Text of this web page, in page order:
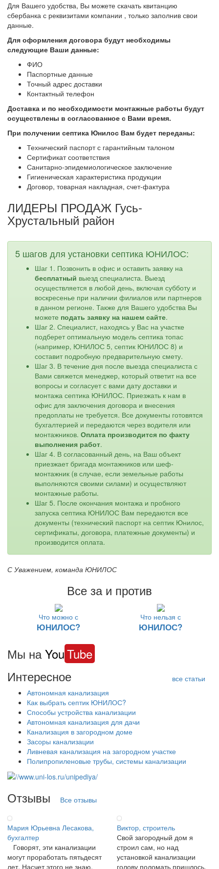
Для Вашего удобства, Вы можете скачать квитанцию
сбербанка с реквизитами компании , только заполнив свои
данные.
Для оформления договора будут необходимы
следующие Ваши данные:
ФИО
Паспортные данные
Точный адрес доставки
Контактный телефон
Доставка и по необходимости монтажные работы будут
осуществлены в согласованное с Вами время.
При получении септика Юнилос Вам будет переданы:
Технический паспорт с гарантийным талоном
Сертификат соответствия
Санитарно-эпидемиологическое заключение
Гигиеническая характеристика продукции
Договор, товарная накладная, счет-фактура
ЛИДЕРЫ ПРОДАЖ Гусь-
Хрустальный район
5 шагов для установки септика ЮНИЛОС:
Шаг 1. Позвонить в офис и оставить заявку на
бесплатный выезд специалиста. Выезд
осуществляется в любой день, включая субботу и
воскресенье при наличии филиалов или партнеров
в данном регионе. Также для Вашего удобства Вы
можете подать заявку на нашем сайте.
Шаг 2. Специалист, находясь у Вас на участке
подберет оптимальную модель септика топас
(например, ЮНИЛОС 5, септик ЮНИЛОС 8) и
составит подробную предварительную смету.
Шаг 3. В течение дня после выезда специалиста с
Вами свяжется менеджер, который ответит на все
вопросы и согласует с вами дату доставки и
монтажа септика ЮНИЛОС. Приезжать к нам в
офис для заключения договора и внесения
предоплаты не требуется. Все документы готовятся
бухгалтерией и передаются через водителя или
монтажников. Оплата производится по факту
выполнения работ.
Шаг 4. В согласованный день, на Ваш объект
приезжает бригада монтажников или шеф-
монтажник (в случае, если земельные работы
выполняются своими силами) и осуществляют
монтажные работы.
Шаг 5. После окончания монтажа и пробного
запуска септика ЮНИЛОС Вам передаются все
документы (технический паспорт на септик Юнилос,
сертификаты, договора, платежные документы) и
производится оплата.
С Уважением, команда ЮНИЛОС
Все за и против
Что можно с
ЮНИЛОС?
Что нельзя с
ЮНИЛОС?
Мы наYouTube
все статьи
Интересное
Автономная канализация
Как выбрать септик ЮНИЛОС?
Способы устройства канализации
Автономная канализация для дачи
Канализация в загородном доме
Засоры канализации
Ливневая канализация на загородном участке
Полипропиленовые трубы, системы канализации
Отзывы Все отзывы
Мария Юрьевна Лесакова,
бухгалтер
Говорят, эти канализации
могут проработать пятьдесят
лет. Насчет этого не знаю,
Виктор, строитель
Свой загородный дом я
строил сам, но над
установкой канализации
голову поломать пришлось.